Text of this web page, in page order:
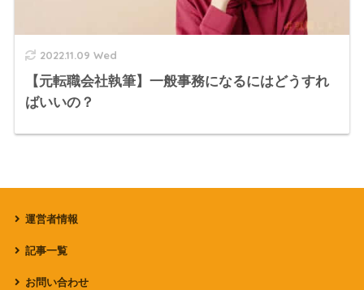
2022.11.09 Wed
【元転職会社執筆】一般事務になるにはどうすれ
ばいいの？
運営者情報
記事一覧
お問い合わせ